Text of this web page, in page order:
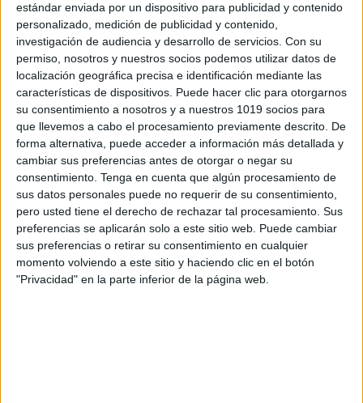
estándar enviada por un dispositivo para publicidad y contenido
personalizado, medición de publicidad y contenido,
investigación de audiencia y desarrollo de servicios. Con su
permiso, nosotros y nuestros socios podemos utilizar datos de
localización geográfica precisa e identificación mediante las
características de dispositivos. Puede hacer clic para otorgarnos
su consentimiento a nosotros y a nuestros 1019 socios para
que llevemos a cabo el procesamiento previamente descrito. De
forma alternativa, puede acceder a información más detallada y
cambiar sus preferencias antes de otorgar o negar su
consentimiento. Tenga en cuenta que algún procesamiento de
sus datos personales puede no requerir de su consentimiento,
pero usted tiene el derecho de rechazar tal procesamiento. Sus
preferencias se aplicarán solo a este sitio web. Puede cambiar
sus preferencias o retirar su consentimiento en cualquier
momento volviendo a este sitio y haciendo clic en el botón
"Privacidad" en la parte inferior de la página web.
Archivado en: Cálculo,Conceptos
matemáticos en infantil,PLANTILLAS,Suma y
Resta
Etiquetado con:
1º primaria,
infantil, iniciación a la resta
iniciación a la
,matemáticas recta numérica , restas,
sumas
¿Utilizas las
operaciones con
destreza? Aquí os